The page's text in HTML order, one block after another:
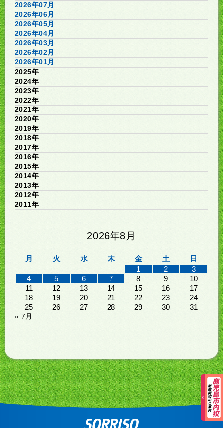
2026年07月
2026年06月
2026年05月
2026年04月
2026年03月
2026年02月
2026年01月
2025年
2024年
2023年
2022年
2021年
2020年
2019年
2018年
2017年
2016年
2015年
2014年
2013年
2012年
2011年
2026年8月
月 火 水 木 金 土
日
1
2
3
4
5 6 7 8 9
10
11
12 13 14 15 16
17
18
19 20 21 22 23
24
25
26 27 28 29 30 31
« 7月